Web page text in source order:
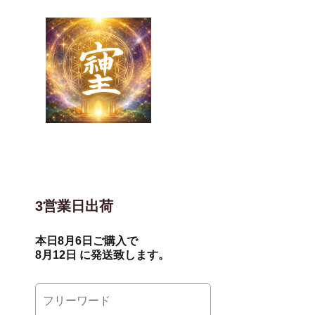
3営業日出荷
本日 8月6日 ご購入で
8月12日 に発送致します。